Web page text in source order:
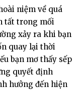
niệm về quá
tất trong mối
xảy ra khi bạn
quay lại thời
bạn mơ thấy sếp
quyết định
hưởng đến hiện